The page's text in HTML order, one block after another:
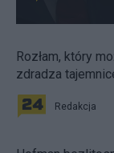
Rozłam, który
zdradza
Redakcja